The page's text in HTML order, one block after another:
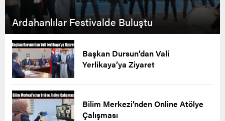
Ardahanlılar Festivalde Buluştu
Başkan Dursun’dan Vali
Yerlikaya’ya Ziyaret
Bilim Merkezi’nden Online Atölye
Çalışması